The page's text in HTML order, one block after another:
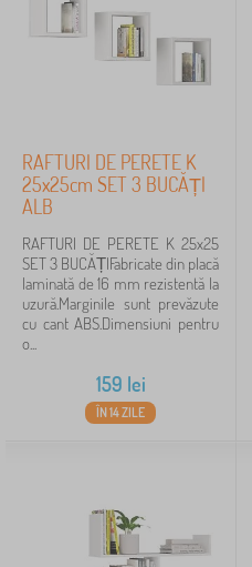
RAFTURI DE PERETE K
25x25cm SET 3 BUCĂȚI
ALB
RAFTURI DE PERETE K 25x25
SET 3 BUCĂȚIFabricate din placă
laminată de 16 mm rezistentă la
uzură.Marginile sunt prevăzute
cu cant ABS.Dimensiuni pentru
o...
159 lei
ÎN 14 ZILE